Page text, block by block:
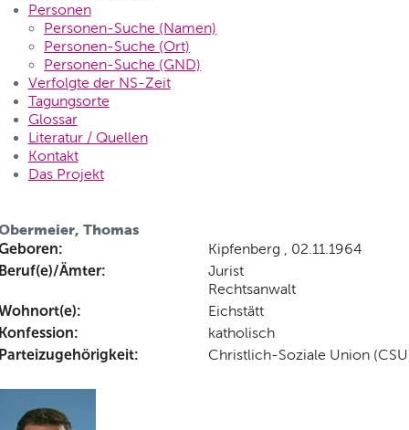
Personen
Personen-Suche (Namen)
Personen-Suche (Ort)
Personen-Suche (GND)
Verfolgte der NS-Zeit
Tagungsorte
Glossar
Literatur / Quellen
Kontakt
Das Projekt
Thomas
Kipfenberg , 02.11.1964
Ämter:
Jurist
Rechtsanwalt
Eichstätt
katholisch
Christlich-Soziale Union